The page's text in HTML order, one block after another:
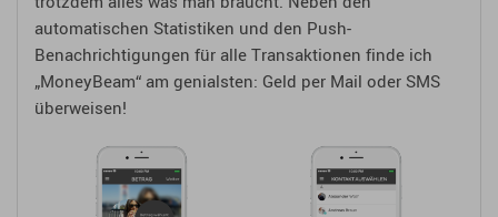
automatischen Statistiken und den Push-
Benachrichtigungen für alle Transaktionen finde ich
„MoneyBeam“ am genialsten: Geld per Mail oder SMS
überweisen!